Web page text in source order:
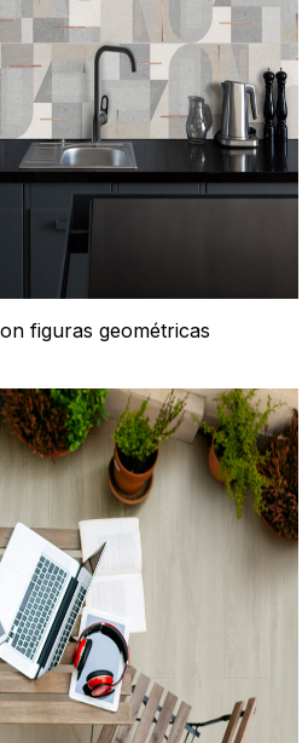
figuras geométricas